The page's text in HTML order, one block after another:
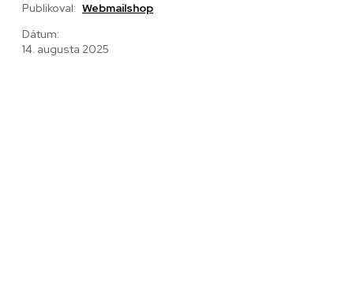
Publikoval: Webmailshop
Dátum:
14. augusta 2025